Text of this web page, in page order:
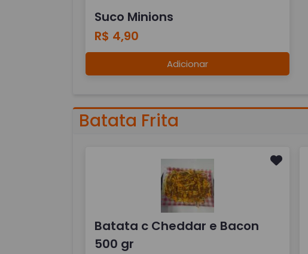
Suco Minions
R$ 4,90
Adicionar
Batata Frita
Batata c Cheddar e Bacon
500 gr